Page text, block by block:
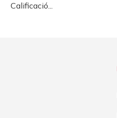
Calificació...